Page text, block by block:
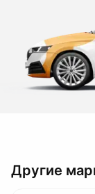
Другие